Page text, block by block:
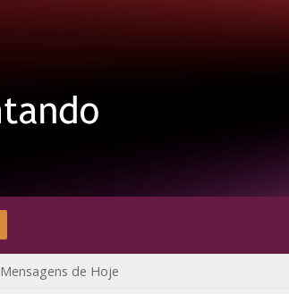
Mensagens de Hoje